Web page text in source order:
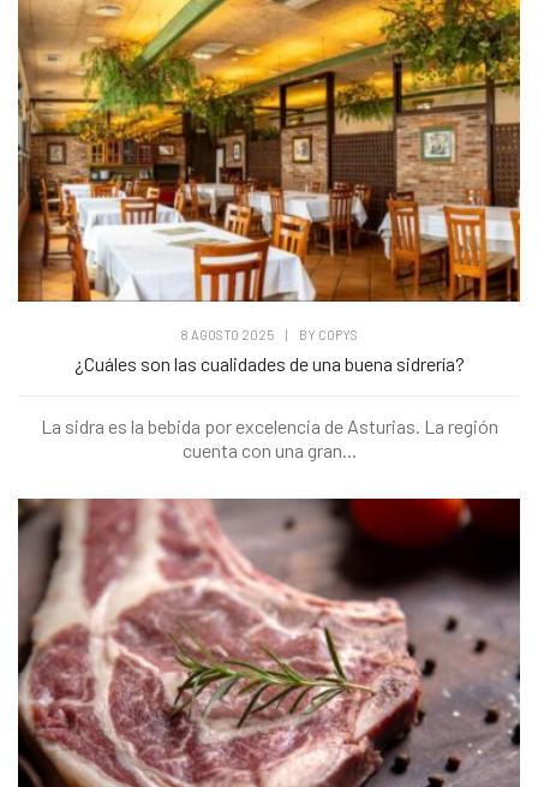
8 AGOSTO 2025 | BY COPYS
¿Cuáles son las cualidades de una buena sidrería?
La sidra es la bebida por excelencia de Asturias. La región
cuenta con una gran...